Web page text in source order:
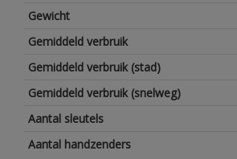
Gewicht
Gemiddeld verbruik
Gemiddeld verbruik (stad)
Gemiddeld verbruik (snelweg)
Aantal sleutels
Aantal handzenders